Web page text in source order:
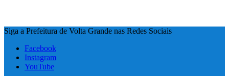
Siga a Prefeitura de Volta Grande nas Redes Sociais
Facebook
Instagram
YouTube